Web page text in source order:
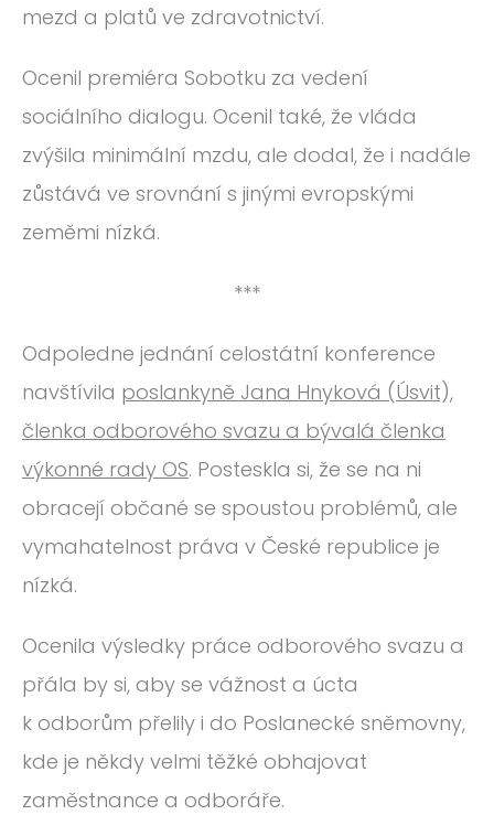
mezd a platů ve zdravotnictví.
Ocenil premiéra Sobotku za vedení
sociálního dialogu. Ocenil také, že vláda
zvýšila minimální mzdu, ale dodal, že i nadále
zůstává ve srovnání s jinými evropskými
zeměmi nízká.
***
Odpoledne jednání celostátní konference
navštívila poslankyně Jana Hnyková (Úsvit),
členka odborového svazu a bývalá členka
výkonné rady OS. Posteskla si, že se na ni
obracejí občané se spoustou problémů, ale
vymahatelnost práva v České republice je
nízká.
Ocenila výsledky práce odborového svazu a
přála by si, aby se vážnost a úcta
k odborům přelily i do Poslanecké sněmovny,
kde je někdy velmi těžké obhajovat
zaměstnance a odboráře.